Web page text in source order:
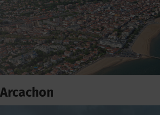
Arcachon